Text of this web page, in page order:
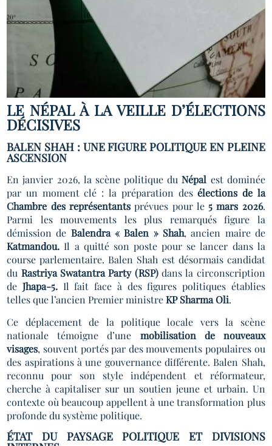
LE NÉPAL À LA VEILLE D’ÉLECTIONS
DÉCISIVES
BALEN SHAH : UNE FIGURE POLITIQUE EN PLEINE
ASCENSION
En janvier 2026, la scène politique duNépal est dominée
par un moment clé : la préparation desélections de la
Chambre des représentantsprévues pour le 5 mars 2026.
Parmi les mouvements les plus remarqués figure la
démission de Balendra « Balen » Shah, ancien maire de
Katmandou.Il a quitté son poste pour se lancer dans la
course parlementaire. Balen Shah est désormais candidat
du Rastriya Swatantra Party (RSP)dans la circonscription
de Jhapa-5. Il fait face à des figures politiques établies
telles que l’ancien Premier ministreKP Sharma Oli.
Ce déplacement de la politique locale vers la scène
nationale témoigne d’une mobilisation de nouveaux
visages, souvent portés par des mouvements populaires ou
des aspirations à une gouvernance différente. Balen Shah,
reconnu pour son style indépendent et réformateur,
cherche à capitaliser sur un soutien jeune et urbain. Un
contexte où beaucoup appellent à une transformation plus
profonde du système politique.
ÉTAT DU PAYSAGE POLITIQUE ET DIVISIONS